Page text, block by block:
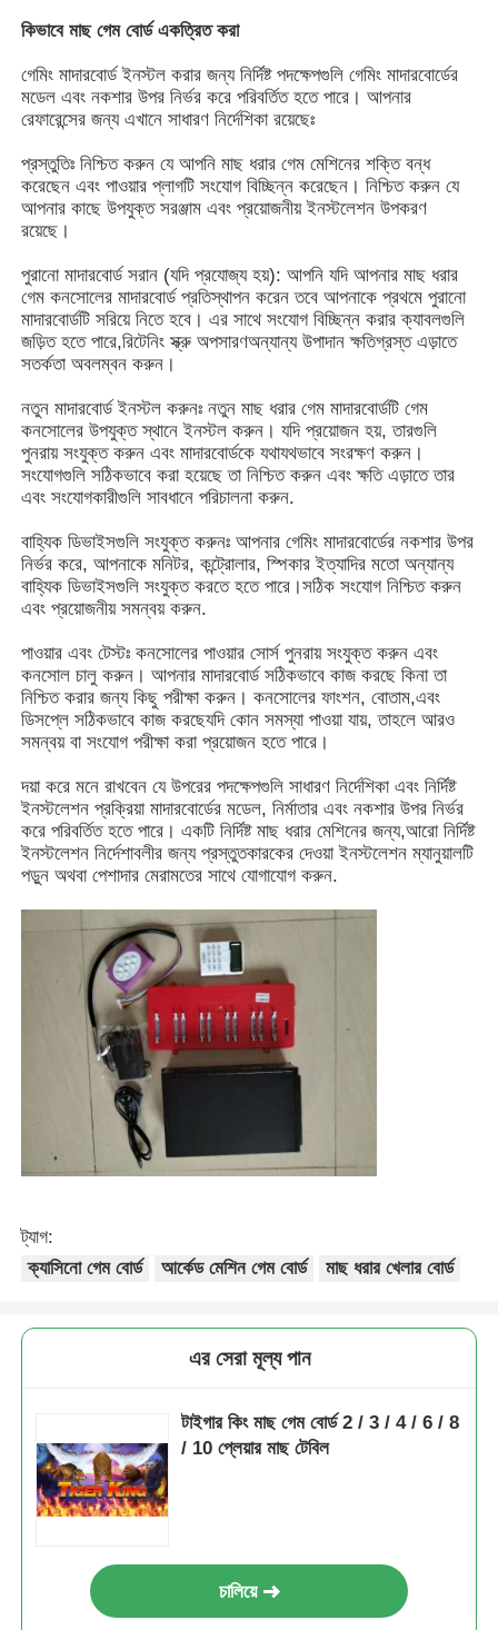
আমাদের সম্পর্কে
কারখানা ভ্রমণ
মান নিয়ন্ত্রণ
আমাদের সাথে যোগাযোগ করুন
উদ্ধৃতির জন্য আবেদন
স্লট গেম বোর্ড
মাছের খেলার বোর্ড
স্লট গেম ক্যাবিনেট
অনলাইন গেম সফটওয়্যার
মাছের খেলার অংশ
গেম মেশিন স্ক্রিন
কিভাবে মাছ গেম বোর্ড একত্রিত করা
গেমিং মাদারবোর্ড ইনস্টল করার জন্য নির্দিষ্ট পদক্ষেপগুলি গেমিং মাদারবোর্ডের
মডেল এবং নকশার উপর নির্ভর করে পরিবর্তিত হতে পারে। আপনার
রেফারেন্সের জন্য এখানে সাধারণ নির্দেশিকা রয়েছেঃ
প্রস্তুতিঃ নিশ্চিত করুন যে আপনি মাছ ধরার গেম মেশিনের শক্তি বন্ধ
করেছেন এবং পাওয়ার প্লাগটি সংযোগ বিচ্ছিন্ন করেছেন। নিশ্চিত করুন যে
আপনার কাছে উপযুক্ত সরঞ্জাম এবং প্রয়োজনীয় ইনস্টলেশন উপকরণ
রয়েছে।
পুরানো মাদারবোর্ড সরান (যদি প্রযোজ্য হয়): আপনি যদি আপনার মাছ ধরার
গেম কনসোলের মাদারবোর্ড প্রতিস্থাপন করেন তবে আপনাকে প্রথমে পুরানো
মাদারবোর্ডটি সরিয়ে নিতে হবে। এর সাথে সংযোগ বিচ্ছিন্ন করার ক্যাবলগুলি
জড়িত হতে পারে,রিটেনিং স্ক্রু অপসারণঅন্যান্য উপাদান ক্ষতিগ্রস্ত এড়াতে
সতর্কতা অবলম্বন করুন।
নতুন মাদারবোর্ড ইনস্টল করুনঃ নতুন মাছ ধরার গেম মাদারবোর্ডটি গেম
কনসোলের উপযুক্ত স্থানে ইনস্টল করুন। যদি প্রয়োজন হয়, তারগুলি
পুনরায় সংযুক্ত করুন এবং মাদারবোর্ডকে যথাযথভাবে সংরক্ষণ করুন।
সংযোগগুলি সঠিকভাবে করা হয়েছে তা নিশ্চিত করুন এবং ক্ষতি এড়াতে তার
এবং সংযোগকারীগুলি সাবধানে পরিচালনা করুন.
বাহ্যিক ডিভাইসগুলি সংযুক্ত করুনঃ আপনার গেমিং মাদারবোর্ডের নকশার উপর
নির্ভর করে, আপনাকে মনিটর, কন্ট্রোলার, স্পিকার ইত্যাদির মতো অন্যান্য
বাহ্যিক ডিভাইসগুলি সংযুক্ত করতে হতে পারে।সঠিক সংযোগ নিশ্চিত করুন
এবং প্রয়োজনীয় সমন্বয় করুন.
পাওয়ার এবং টেস্টঃ কনসোলের পাওয়ার সোর্স পুনরায় সংযুক্ত করুন এবং
কনসোল চালু করুন। আপনার মাদারবোর্ড সঠিকভাবে কাজ করছে কিনা তা
নিশ্চিত করার জন্য কিছু পরীক্ষা করুন। কনসোলের ফাংশন, বোতাম,এবং
ডিসপ্লে সঠিকভাবে কাজ করছেযদি কোন সমস্যা পাওয়া যায়, তাহলে আরও
সমন্বয় বা সংযোগ পরীক্ষা করা প্রয়োজন হতে পারে।
দয়া করে মনে রাখবেন যে উপরের পদক্ষেপগুলি সাধারণ নির্দেশিকা এবং নির্দিষ্ট
ইনস্টলেশন প্রক্রিয়া মাদারবোর্ডের মডেল, নির্মাতার এবং নকশার উপর নির্ভর
করে পরিবর্তিত হতে পারে। একটি নির্দিষ্ট মাছ ধরার মেশিনের জন্য,আরো নির্দিষ্ট
ইনস্টলেশন নির্দেশাবলীর জন্য প্রস্তুতকারকের দেওয়া ইনস্টলেশন ম্যানুয়ালটি
পড়ুন অথবা পেশাদার মেরামতের সাথে যোগাযোগ করুন.
ট্যাগ:
ক্যাসিনো গেম বোর্ড
আর্কেড মেশিন গেম বোর্ড মাছ ধরার খেলার বোর্ড
এর সেরা মূল্য পান
টাইগার কিং মাছ গেম বোর্ড 2 / 3 / 4 / 6 / 8
/ 10 প্লেয়ার মাছ টেবিল
চালিয়ে